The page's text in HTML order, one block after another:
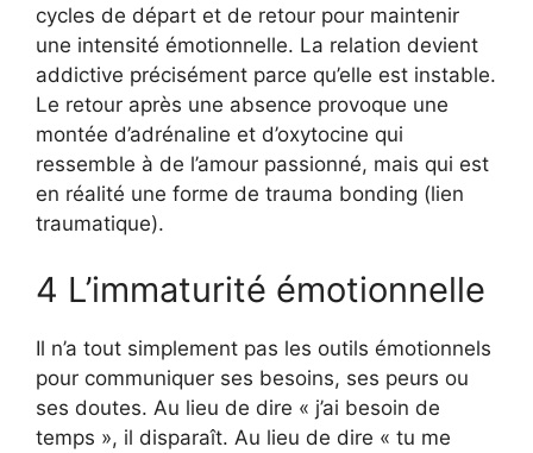
cycles de départ et de retour pour maintenir
une intensité émotionnelle. La relation devient
addictive précisément parce qu’elle est instable.
Le retour après une absence provoque une
montée d’adrénaline et d’oxytocine qui
ressemble à de l’amour passionné, mais qui est
en réalité une forme de trauma bonding (lien
traumatique).
4 L’immaturité émotionnelle
Il n’a tout simplement pas les outils émotionnels
pour communiquer ses besoins, ses peurs ou
ses doutes. Au lieu de dire « j’ai besoin de
temps », il disparaît. Au lieu de dire « tu me